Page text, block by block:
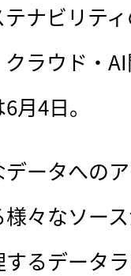
ナビリテ
ラウド・
月4日。
ータへの
々なソー
るデータ